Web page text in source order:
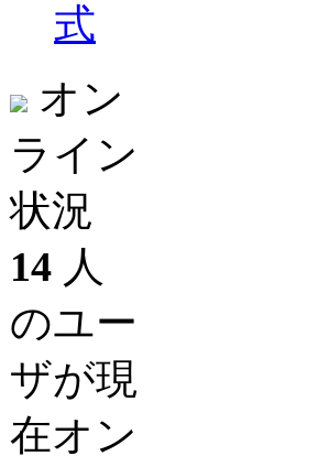
式
オン
ライン
状況
14 人
のユー
ザが現
在オン